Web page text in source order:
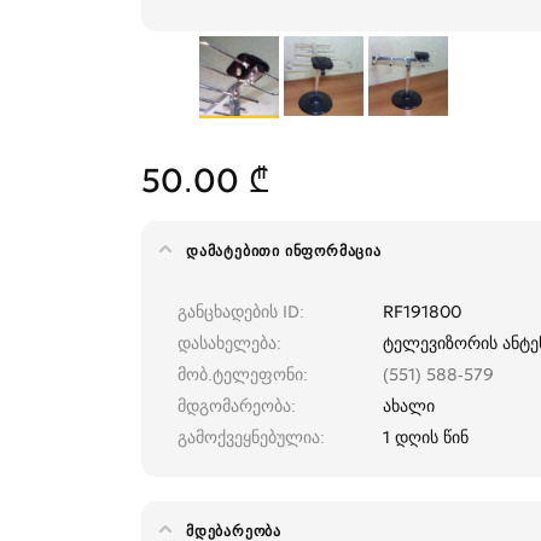
50.00 ₾
ᲓᲐᲛᲐᲢᲔᲑᲘᲗᲘ ᲘᲜᲤᲝᲠᲛᲐᲪᲘᲐ
განცხადების ID
RF191800
დასახელება
ტელევიზორის
მობ.ტელეფონი
(551) 588-579
მდგომარეობა
ახალი
გამოქვეყნებულია
1 დღის წინ
ᲛᲓᲔᲑᲐᲠᲔᲝᲑᲐ